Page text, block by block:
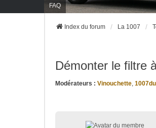
FAQ
Index du forum La 1007
Démonter le filtre
Modérateurs : Vinouchette,